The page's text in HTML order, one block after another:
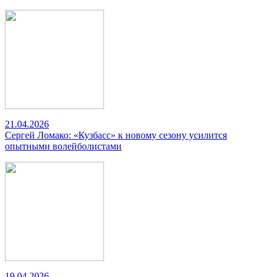
21.04.2026
Сергей Ломако: «Кузбасс» к новому сезону усилится
опытными волейболистами